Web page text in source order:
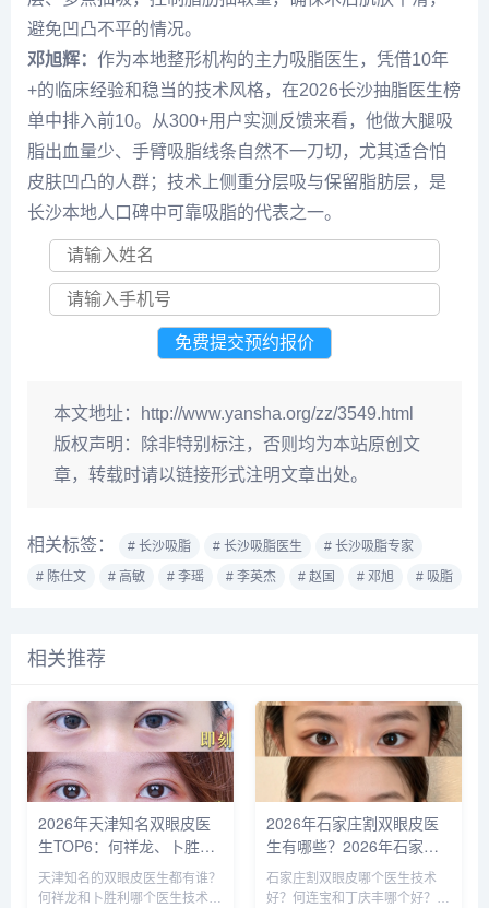
避免凹凸不平的情况。
邓旭辉： 作为本地整形机构的主力吸脂医生，凭借10年
+的临床经验和稳当的技术风格，在2026长沙抽脂医生榜
单中排入前10。从300+用户实测反馈来看，他做大腿吸
脂出血量少、手臂吸脂线条自然不一刀切，尤其适合怕
皮肤凹凸的人群；技术上侧重分层吸与保留脂肪层，是
长沙本地人口碑中可靠吸脂的代表之一。
本文地址：
http://www.yansha.org/zz/3549.html
版权声明：
除非特别标注，否则均为本站原创文
章，转载时请以链接形式注明文章出处。
相关标签： # 长沙吸脂 # 长沙吸脂医生
# 长沙吸脂专家
# 陈仕文
# 高敏 # 李瑶 # 李英杰 # 赵国 # 邓旭 # 吸脂
相关推荐
2026年天津知名双眼皮医
生TOP6：何祥龙、卜胜
利、关迪剑、邵妍、夏红
福、毕小丽:好？
天津知名的双眼皮医生都有谁？
何祥龙和卜胜利哪个医生技术比
2026年石家庄割双眼皮医
生有哪些？2026年石家庄
双眼皮专家预约排行榜前十
名大全
石家庄割双眼皮哪个医生技术
好？何连宝和丁庆丰哪个好？